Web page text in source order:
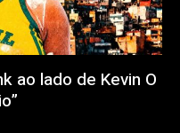
ao lado de Kevin O